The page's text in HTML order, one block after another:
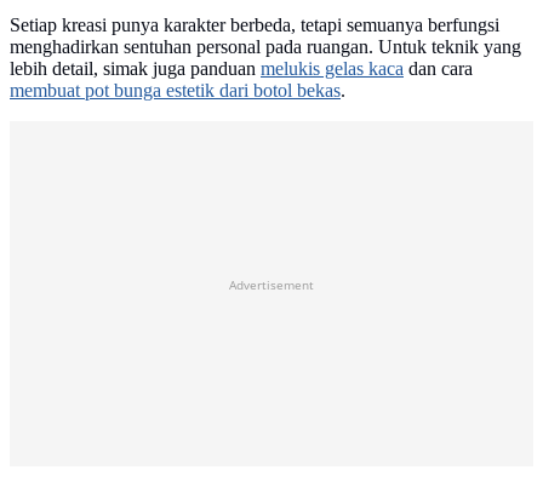
Setiap kreasi punya karakter berbeda, tetapi semuanya berfungsi
menghadirkan sentuhan personal pada ruangan. Untuk teknik yang
lebih detail, simak juga panduan melukis gelas kaca dan cara
membuat pot bunga estetik dari botol bekas.
Advertisement